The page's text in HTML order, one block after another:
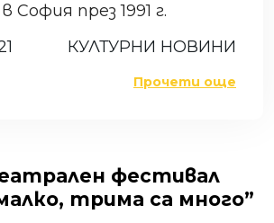
София през 1991 г.
КУЛТУРНИ НОВИНИ
Прочети още
фестивал
трима са много”